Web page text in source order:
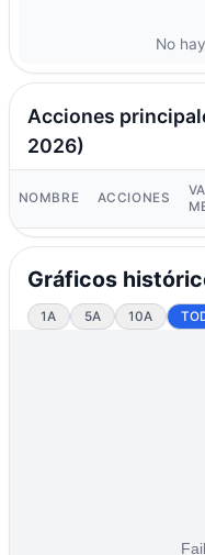
No
Acciones
2026)
NOMBRE ACCIONES
Gráficos
1A 5A 10A